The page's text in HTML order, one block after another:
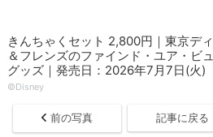
きんちゃくセット 2,800円｜東京デ
＆フレンズのファインド・ユア・ビ
グッズ｜発売日：2026年7月7日(火)
©Disney
前の写真 記事に戻る